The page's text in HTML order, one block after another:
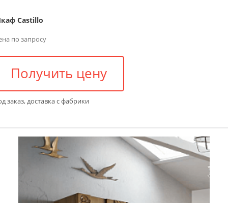
Castillo
по запросу
Получить цену
заказ, доставка с фабрики